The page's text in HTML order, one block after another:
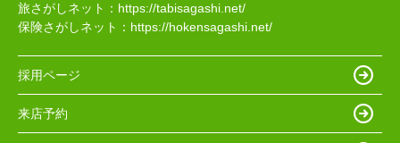
旅さがしネット： https://tabisagashi.net/
保険さがしネット： https://hokensagashi.net/
採用ページ
来店予約